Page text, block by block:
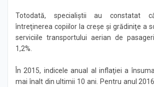
Totodată, specialiştii au constatat
întreţinerea copiilor la creşe şi grădiniţe a
serviciile transportului aerian de
1,2%.
În 2015, indicele anual al inflaţiei a
mai înalt din ultimii 10 ani. Pentru anul